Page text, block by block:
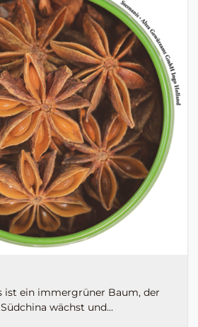
ist ein immergrüner Baum, der
wächst und...